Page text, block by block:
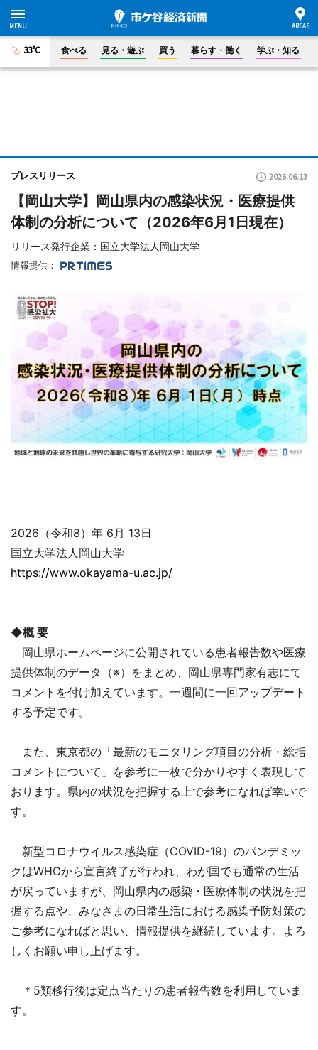
33°C 食べる 見る・遊ぶ 買う 暮らす・働く 学ぶ・知る
プレスリリース 2026.06.13
【岡山大学】岡山県内の感染状況・医療提供
体制の分析について（2026年6月1日現在）
リリース発行企業：国立大学法人岡山大学
情報提供：
2026（令和8）年 6月 13日
国立大学法人岡山大学
https://www.okayama-u.ac.jp/
◆概 要
岡山県ホームページに公開されている患者報告数や医療
提供体制のデータ（※）をまとめ、岡山県専門家有志にて
コメントを付け加えています。一週間に一回アップデート
する予定です。
また、東京都の「最新のモニタリング項目の分析・総括
コメントについて」を参考に一枚で分かりやすく表現して
おります。県内の状況を把握する上で参考になれば幸いで
す。
新型コロナウイルス感染症（COVID-19）のパンデミッ
クはWHOから宣言終了が行われ、わが国でも通常の生活
が戻っていますが、岡山県内の感染・医療体制の状況を把
握する点や、みなさまの日常生活における感染予防対策の
ご参考になればと思い、情報提供を継続しています。よろ
しくお願い申し上げます。
＊5類移行後は定点当たりの患者報告数を利用していま
す。